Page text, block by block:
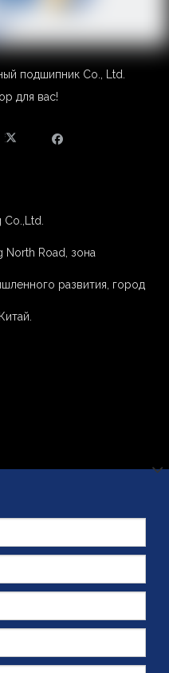
подшипник Co., Ltd.
для вас!
North Road, зона
развития, город